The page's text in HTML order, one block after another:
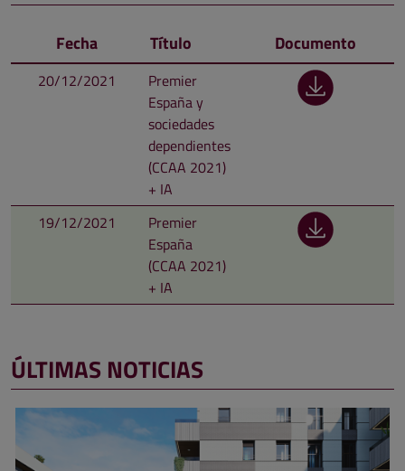
Fecha Título Documento
20/12/2021
Premier
España y
sociedades
dependientes
(CCAA 2021)
+ IA
19/12/2021
Premier
España
(CCAA 2021)
+ IA
ÚLTIMAS NOTICIAS